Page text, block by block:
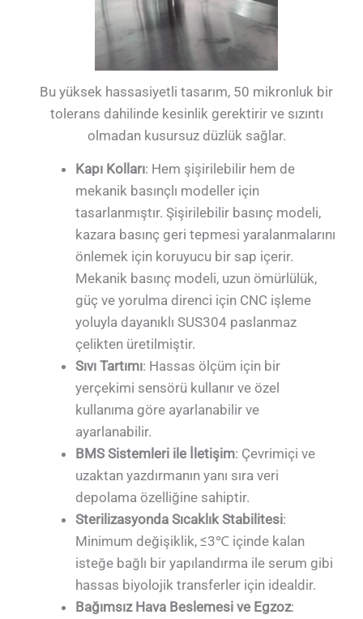
Bu yüksek hassasiyetli tasarım, 50 mikronluk bir
tolerans dahilinde kesinlik gerektirir ve sızıntı
olmadan kusursuz düzlük sağlar.
Kapı Kolları: Hem şişirilebilir hem de
mekanik basınçlı modeller için
tasarlanmıştır. Şişirilebilir basınç modeli,
kazara basınç geri tepmesi yaralanmalarını
önlemek için koruyucu bir sap içerir.
Mekanik basınç modeli, uzun ömürlülük,
güç ve yorulma direnci için CNC işleme
yoluyla dayanıklı SUS304 paslanmaz
çelikten üretilmiştir.
Sıvı Tartımı: Hassas ölçüm için bir
yerçekimi sensörü kullanır ve özel
kullanıma göre ayarlanabilir ve
ayarlanabilir.
BMS Sistemleri ile İletişim: Çevrimiçi ve
uzaktan yazdırmanın yanı sıra veri
depolama özelliğine sahiptir.
Sterilizasyonda Sıcaklık Stabilitesi:
Minimum değişiklik, ≤3℃ içinde kalan
isteğe bağlı bir yapılandırma ile serum gibi
hassas biyolojik transferler için idealdir.
Bağımsız Hava Beslemesi ve Egzoz: